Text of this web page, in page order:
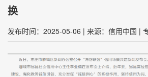
换
发布时间：2025-05-06 | 来源：信用中国 |